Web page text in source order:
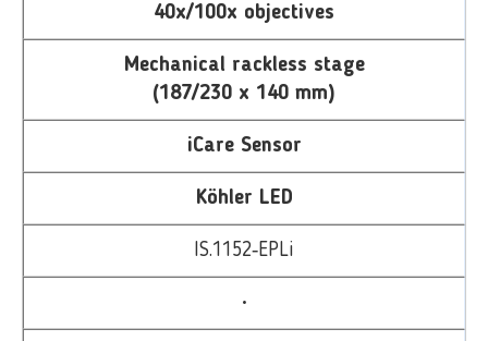
40x/100x objectives
Mechanical rackless stage
(187/230 x 140 mm)
iCare Sensor
Köhler LED
IS.1152‑EPLi
•